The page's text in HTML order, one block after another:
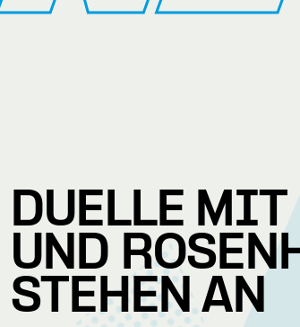
DUELLE MIT
UND
STEHEN AN